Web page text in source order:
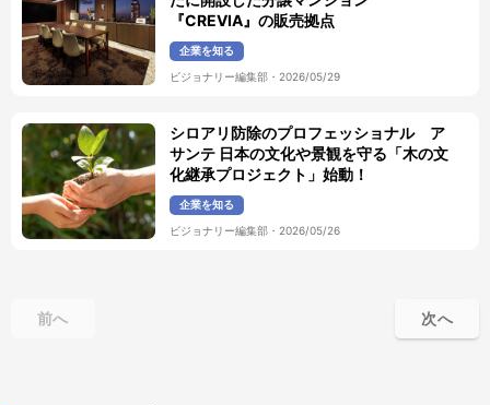
『CREVIA』の販売拠点
企業を知る
ビジョナリー編集部・ 2026/05/29
シロアリ防除のプロフェッショナル ア
サンテ 日本の文化や景観を守る「木の文
化継承プロジェクト」始動！
企業を知る
ビジョナリー編集部・ 2026/05/26
前へ 次へ